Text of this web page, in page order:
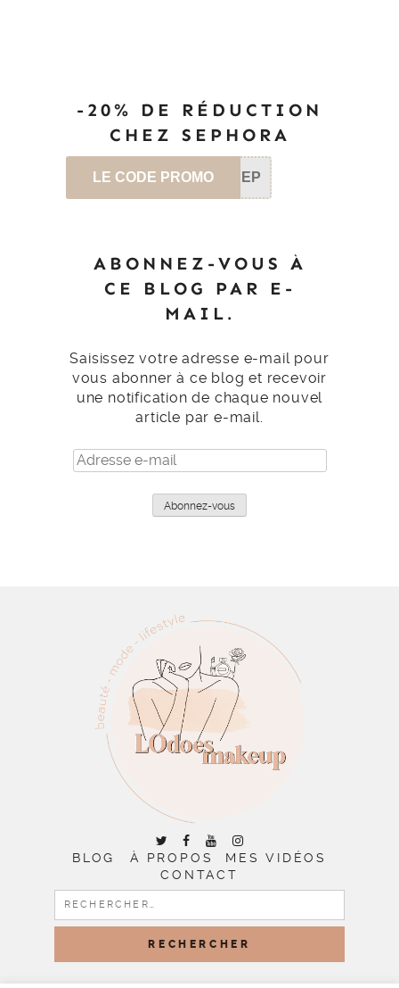
-20% DE RÉDUCTION
CHEZ SEPHORA
LE CODE PROMO SEP
ABONNEZ-VOUS À
CE BLOG PAR E-
MAIL.
Saisissez votre adresse e-mail pour
vous abonner à ce blog et recevoir
une notification de chaque nouvel
article par e-mail.
Adresse
e-
Abonnez-vous
BLOG À PROPOS
MES VIDÉOS
CONTACT
RECHERCHER :